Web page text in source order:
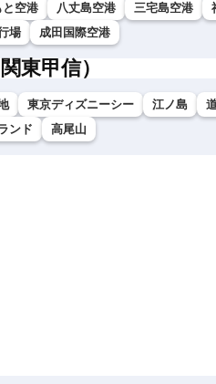
と空港 八丈島空港 三宅島空港
場 成田国際空港
東甲信）
東京ディズニーシー 江ノ島
ンド 高尾山